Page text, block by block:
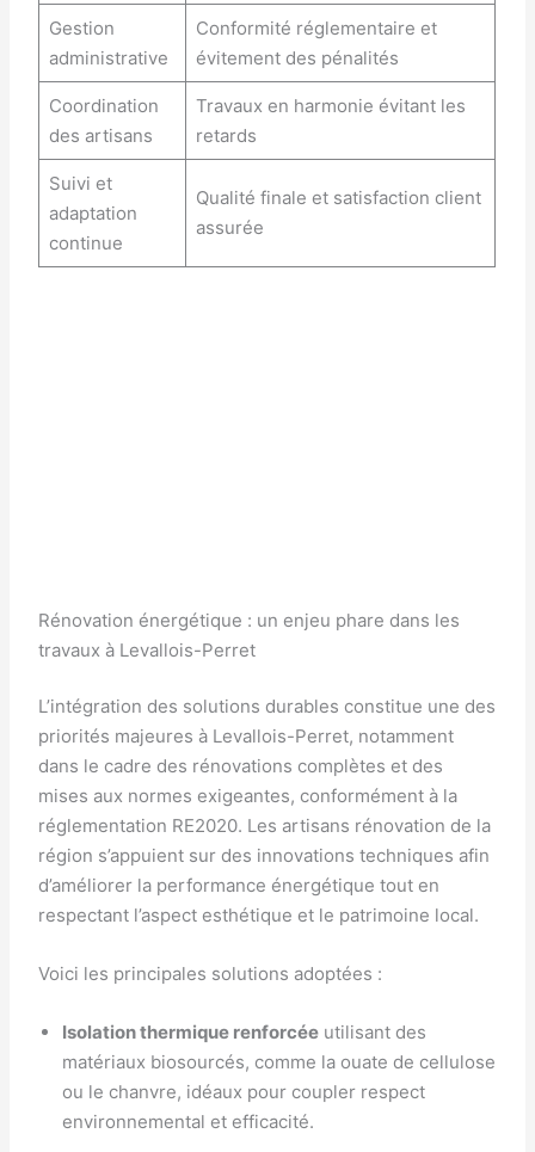
Gestion
administrative
Conformité réglementaire et
évitement des pénalités
Coordination
des artisans
Travaux en harmonie évitant les
retards
Suivi et
adaptation
continue
Qualité finale et satisfaction client
assurée
Rénovation énergétique : un enjeu phare dans les
travaux à Levallois-Perret
L’intégration des solutions durables constitue une des
priorités majeures à Levallois-Perret, notamment
dans le cadre des rénovations complètes et des
mises aux normes exigeantes, conformément à la
réglementation RE2020. Les artisans rénovation de la
région s’appuient sur des innovations techniques afin
d’améliorer la performance énergétique tout en
respectant l’aspect esthétique et le patrimoine local.
Voici les principales solutions adoptées :
Isolation thermique renforcée utilisant des
matériaux biosourcés, comme la ouate de cellulose
ou le chanvre, idéaux pour coupler respect
environnemental et efficacité.